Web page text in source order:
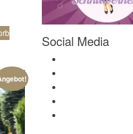
Social Media